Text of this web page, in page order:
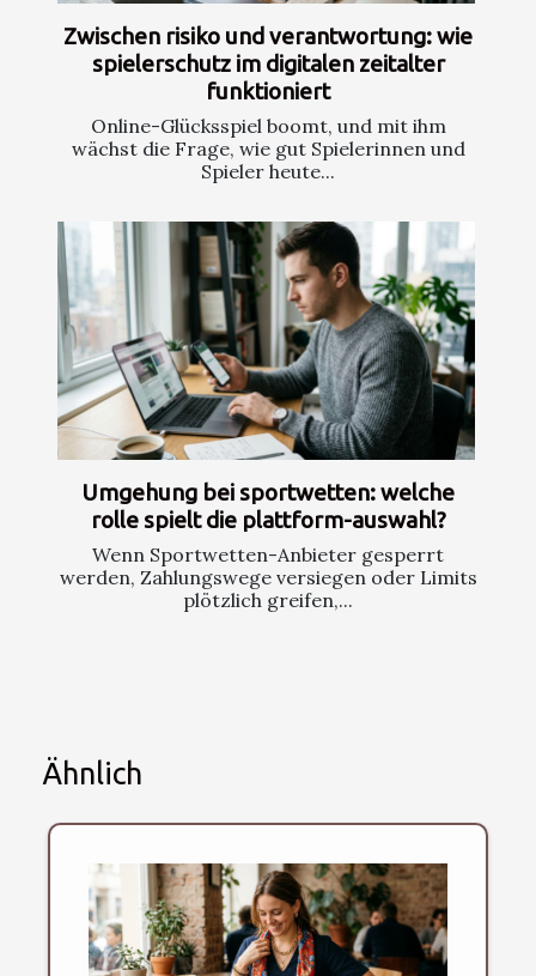
Zwischen risiko und verantwortung: wie
spielerschutz im digitalen zeitalter
funktioniert
Online-Glücksspiel boomt, und mit ihm
wächst die Frage, wie gut Spielerinnen und
Spieler heute...
Umgehung bei sportwetten: welche
rolle spielt die plattform-auswahl?
Wenn Sportwetten-Anbieter gesperrt
werden, Zahlungswege versiegen oder Limits
plötzlich greifen,...
Ähnlich